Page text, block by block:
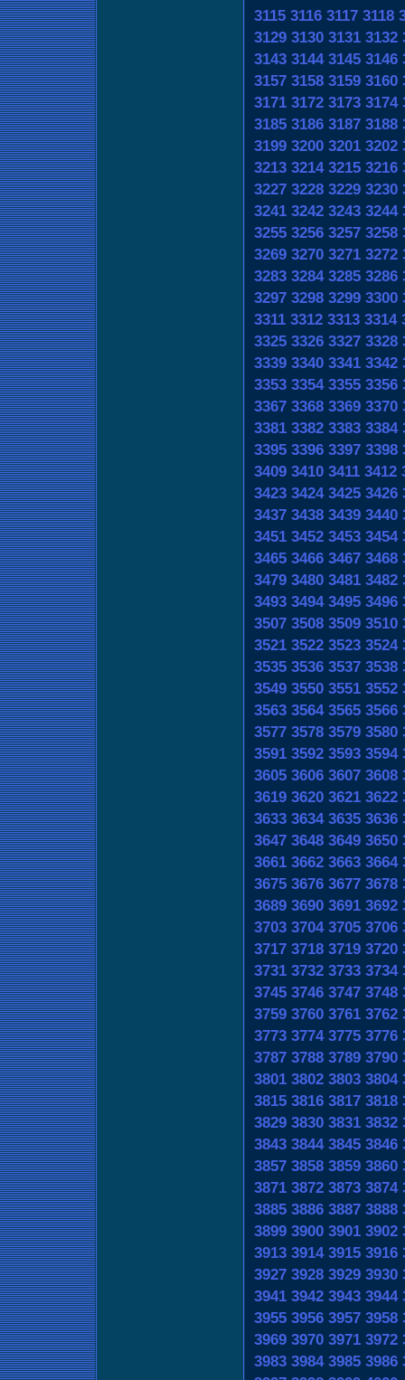
3115 3116 3117 3118
3129 3130 3131 3132
3143 3144 3145 3146
3157 3158 3159 3160
3171 3172 3173 3174
3185 3186 3187 3188
3199 3200 3201 3202
3213 3214 3215 3216
3227 3228 3229 3230
3241 3242 3243 3244
3255 3256 3257 3258
3269 3270 3271 3272
3283 3284 3285 3286
3297 3298 3299 3300
3311 3312 3313 3314
3325 3326 3327 3328
3339 3340 3341 3342
3353 3354 3355 3356
3367 3368 3369 3370
3381 3382 3383 3384
3395 3396 3397 3398
3409 3410 3411 3412
3423 3424 3425 3426
3437 3438 3439 3440
3451 3452 3453 3454
3465 3466 3467 3468
3479 3480 3481 3482
3493 3494 3495 3496
3507 3508 3509 3510
3521 3522 3523 3524
3535 3536 3537 3538
3549 3550 3551 3552
3563 3564 3565 3566
3577 3578 3579 3580
3591 3592 3593 3594
3605 3606 3607 3608
3619 3620 3621 3622
3633 3634 3635 3636
3647 3648 3649 3650
3661 3662 3663 3664
3675 3676 3677 3678
3689 3690 3691 3692
3703 3704 3705 3706
3717 3718 3719 3720
3731 3732 3733 3734
3745 3746 3747 3748
3759 3760 3761 3762
3773 3774 3775 3776
3787 3788 3789 3790
3801 3802 3803 3804
3815 3816 3817 3818
3829 3830 3831 3832
3843 3844 3845 3846
3857 3858 3859 3860
3871 3872 3873 3874
3885 3886 3887 3888
3899 3900 3901 3902
3913 3914 3915 3916
3927 3928 3929 3930
3941 3942 3943 3944
3955 3956 3957 3958
3969 3970 3971 3972
3983 3984 3985 3986